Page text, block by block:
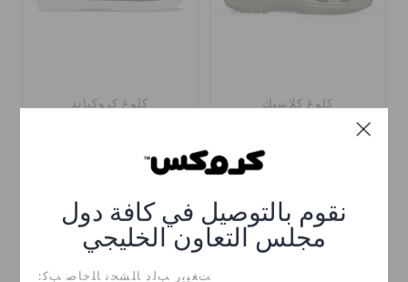
نقوم بالتوصيل في كافة دول
مجلس التعاون الخليجي
ﺖﻐﻴﻳﺭ ﺐﻟﺩ ﺎﻠﺸﺤﻧ ﺎﻠﺧﺎﺻ ﺐﻛ:
كلوغ كلاسيك كلوغ كروكباند